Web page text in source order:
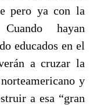
pero ya con la
Cuando hayan
educados en el
a cruzar la
y
a esa “gran